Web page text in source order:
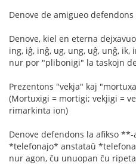
Denove de amigueo
Denove, kiel en eterna
ing, iĝ, inĝ, ug, ung, uĝ, unĝ,
nur por "plibonigi" la taskojn
Prezentons "vekja" kaj
(Mortuxigi = mortigi; vekjigi =
rimarkinta ion)
Denove defendons la afikso
*telefonajo* anstataŭ
nur agon, ĉu unuopan ĉu